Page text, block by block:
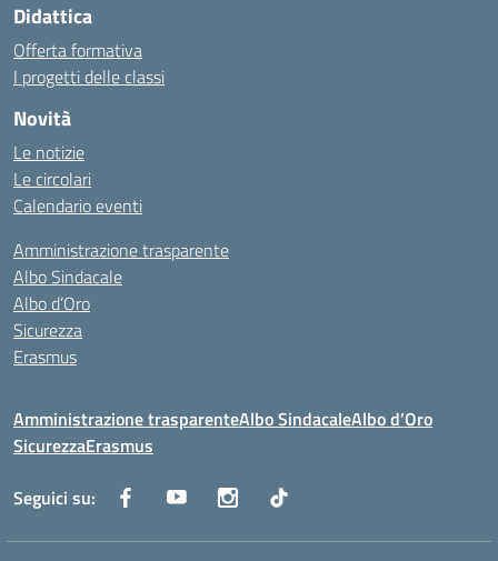
Didattica
Offerta formativa
I progetti delle classi
Novità
Le notizie
Le circolari
Calendario eventi
Amministrazione trasparente
Albo Sindacale
Albo d’Oro
Sicurezza
Erasmus
Amministrazione trasparenteAlbo SindacaleAlbo d’Oro
SicurezzaErasmus
Seguici su: